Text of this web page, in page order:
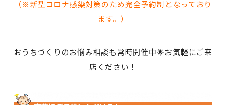
（※新型コロナ感染対策のため完全予約制となっており
ます。）
おうちづくりのお悩み相談も常時開催中🌟お気軽にご来
店ください！